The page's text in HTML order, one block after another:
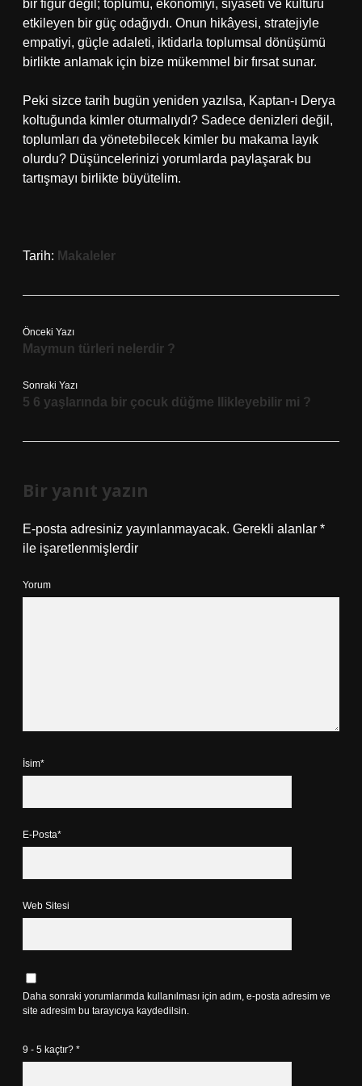
bir figür değil; toplumu, ekonomiyi, siyaseti ve kültürü
etkileyen bir güç odağıydı. Onun hikâyesi, stratejiyle
empatiyi, güçle adaleti, iktidarla toplumsal dönüşümü
birlikte anlamak için bize mükemmel bir fırsat sunar.
Peki sizce tarih bugün yeniden yazılsa, Kaptan-ı Derya
koltuğunda kimler oturmalıydı? Sadece denizleri değil,
toplumları da yönetebilecek kimler bu makama layık
olurdu? Düşüncelerinizi yorumlarda paylaşarak bu
tartışmayı birlikte büyütelim.
Tarih: Makaleler
Önceki Yazı
Maymun türleri nelerdir ?
Sonraki Yazı
5 6 yaşlarında bir çocuk düğme Ilikleyebilir mi ?
Bir yanıt yazın
E-posta adresiniz yayınlanmayacak. Gerekli alanlar *
ile işaretlenmişlerdir
Yorum
İsim*
E-Posta*
Web Sitesi
Daha sonraki yorumlarımda kullanılması için adım, e-posta adresim ve
site adresim bu tarayıcıya kaydedilsin.
9 - 5 kaçtır? *